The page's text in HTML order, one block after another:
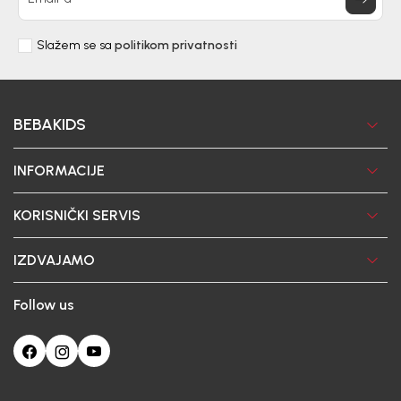
Slažem se sa politikom privatnosti
BEBAKIDS
INFORMACIJE
KORISNIČKI SERVIS
IZDVAJAMO
Follow us